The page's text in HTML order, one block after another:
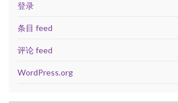
登录
条目 feed
评论 feed
WordPress.org